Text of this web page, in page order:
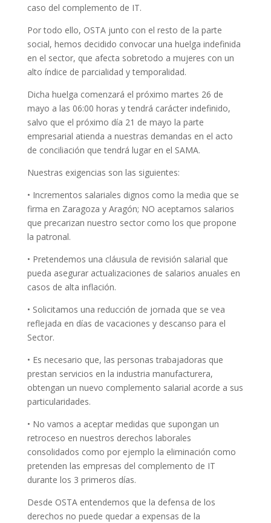
caso del complemento de IT.
Por todo ello, OSTA junto con el resto de la parte
social, hemos decidido convocar una huelga indefinida
en el sector, que afecta sobretodo a mujeres con un
alto índice de parcialidad y temporalidad.
Dicha huelga comenzará el próximo martes 26 de
mayo a las 06:00 horas y tendrá carácter indefinido,
salvo que el próximo día 21 de mayo la parte
empresarial atienda a nuestras demandas en el acto
de conciliación que tendrá lugar en el SAMA.
Nuestras exigencias son las siguientes:
• Incrementos salariales dignos como la media que se
firma en Zaragoza y Aragón; NO aceptamos salarios
que precarizan nuestro sector como los que propone
la patronal.
• Pretendemos una cláusula de revisión salarial que
pueda asegurar actualizaciones de salarios anuales en
casos de alta inflación.
• Solicitamos una reducción de jornada que se vea
reflejada en días de vacaciones y descanso para el
Sector.
• Es necesario que, las personas trabajadoras que
prestan servicios en la industria manufacturera,
obtengan un nuevo complemento salarial acorde a sus
particularidades.
• No vamos a aceptar medidas que supongan un
retroceso en nuestros derechos laborales
consolidados como por ejemplo la eliminación como
pretenden las empresas del complemento de IT
durante los 3 primeros días.
Desde OSTA entendemos que la defensa de los
derechos no puede quedar a expensas de la